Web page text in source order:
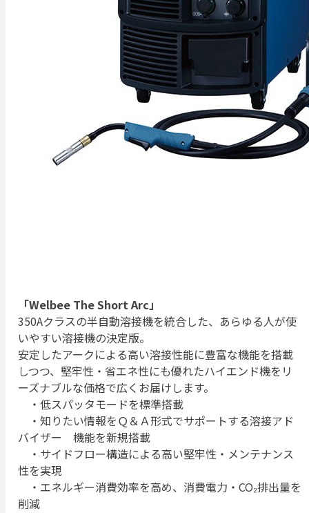
「Welbee The Short Arc」
350Aクラスの半自動溶接機を統合した、あらゆる人が使
いやすい溶接機の決定版。
安定したアークによる高い溶接性能に豊富な機能を搭載
しつつ、堅牢性・省エネ性にも優れたハイエンド機をリ
ーズナブルな価格で広くお届けします。
・低スパッタモードを標準搭載
・知りたい情報をＱ＆Ａ形式でサポートする溶接アド
バイザー 機能を新規搭載
・サイドフロー構造による高い堅牢性・メンテナンス
性を実現
・エネルギー消費効率を高め、消費電力・CO₂排出量を
削減